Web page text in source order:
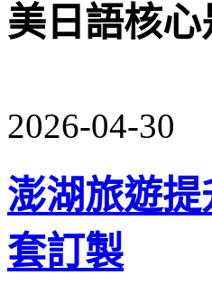
美日語核
2026-04-30
澎湖旅遊
套訂製